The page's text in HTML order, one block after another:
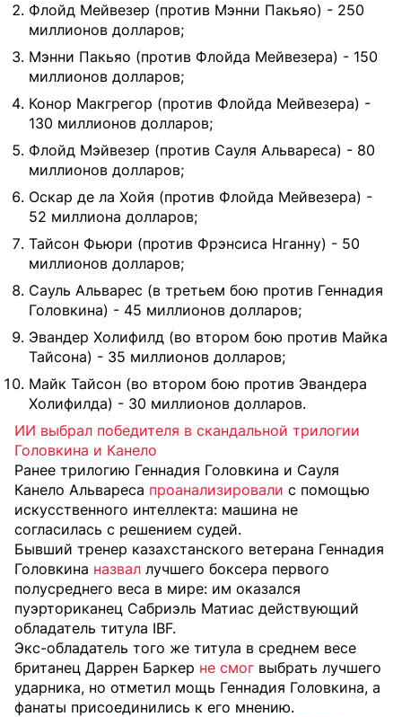
Флойд Мейвезер (против Мэнни Пакьяо) - 250
миллионов долларов;
Мэнни Пакьяо (против Флойда Мейвезера) - 150
миллионов долларов;
Конор Макгрегор (против Флойда Мейвезера) -
130 миллионов долларов;
Флойд Мэйвезер (против Сауля Альвареса) - 80
миллионов долларов;
Оскар де ла Хойя (против Флойда Мейвезера) -
52 миллиона долларов;
Тайсон Фьюри (против Фрэнсиса Нганну) - 50
миллионов долларов;
Сауль Альварес (в третьем бою против Геннадия
Головкина) - 45 миллионов долларов;
Эвандер Холифилд (во втором бою против Майка
Тайсона) - 35 миллионов долларов;
Майк Тайсон (во втором бою против Эвандера
Холифилда) - 30 миллионов долларов.
ИИ выбрал победителя в скандальной трилогии
Головкина и Канело
Ранее трилогию Геннадия Головкина и Сауля
Канело Альвареса проанализировали с помощью
искусственного интеллекта: машина не
согласилась с решением судей.
Бывший тренер казахстанского ветерана Геннадия
Головкина назвал лучшего боксера первого
полусреднего веса в мире: им оказался
пуэрториканец Сабриэль Матиас действующий
обладатель титула IBF.
Экс-обладатель того же титула в среднем весе
британец Даррен Баркер не смог выбрать лучшего
ударника, но отметил мощь Геннадия Головкина, а
фанаты присоединились к его мнению.